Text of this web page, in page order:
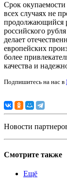
Срок окупаемости
всех случаях не
продолжающийся
российского
делает
европейских
более
качества и
Подпишитесь на нас в
Новости
Смотрите также
Ещё